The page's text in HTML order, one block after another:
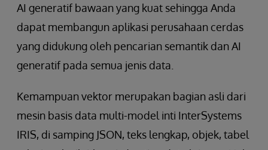
AI generatif bawaan yang kuat sehingga Anda
dapat membangun aplikasi perusahaan cerdas
yang didukung oleh pencarian semantik dan AI
generatif pada semua jenis data.
Kemampuan vektor merupakan bagian asli dari
mesin basis data multi-model inti InterSystems
IRIS, di samping JSON, teks lengkap, objek, tabel